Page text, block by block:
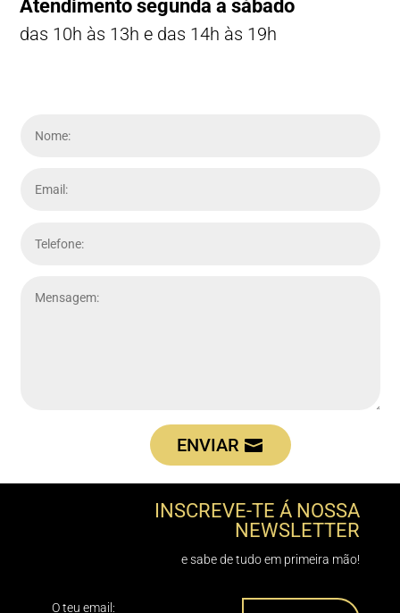
Atendimento segunda a sábado
das 10h às 13h e das 14h às 19h
ENVIAR
INSCREVE-TE Á NOSSA
NEWSLETTER
e sabe de tudo em primeira mão!
O teu email: